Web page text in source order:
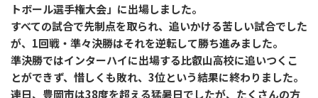
トボール選手権大会」に出場しました。
すべての試合で先制点を取られ、追いかける苦しい試合でした
が、1回戦・準々決勝はそれを逆転して勝ち進みました。
準決勝ではインターハイに出場する比叡山高校に追いつくこ
とができず、惜しくも敗れ、3位という結果に終わりました。
連日、豊岡市は38度を超える猛暑日でしたが、たくさんの方